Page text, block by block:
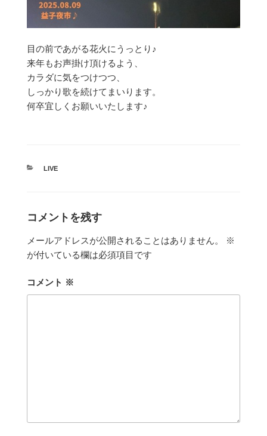
目の前であがる花火にうっとり♪
来年もお声掛け頂けるよう、
カラダに気をつけつつ、
しっかり歌を続けてまいります。
何卒宜しくお願いいたします♪
カ
LIVE
コメントを残す
メールアドレスが公開されることはありません。
※
が付いている欄は必須項目です
コメント ※